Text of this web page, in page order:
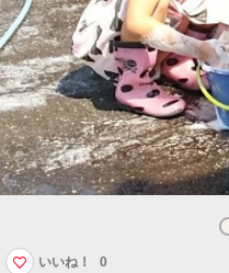
いいね！ 0